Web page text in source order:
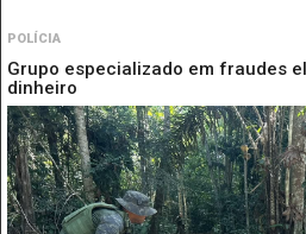
POLÍCIA
Grupo especializado em fraudes
dinheiro